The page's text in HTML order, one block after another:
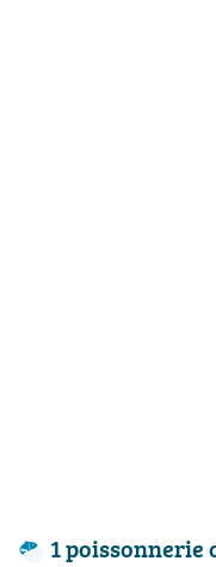
1 poissonnerie